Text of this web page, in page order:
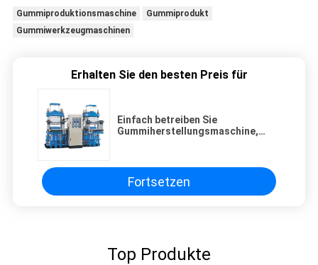
Gummiproduktionsmaschine
Gummiprodukt
Gummiwerkzeugmaschinen
Erhalten Sie den besten Preis für
Einfach betreiben Sie
Gummiherstellungsmaschine,
Fortsetzen
Top Produkte